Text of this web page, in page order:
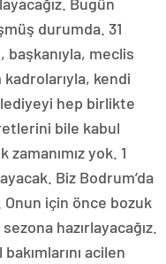
durumda. 31
başkanıyla, meclis
kendi
hep birlikte
bile kabul
yok. 1
Biz Bodrum’da
Onun için önce bozuk
hazırlayacağız.
acilen